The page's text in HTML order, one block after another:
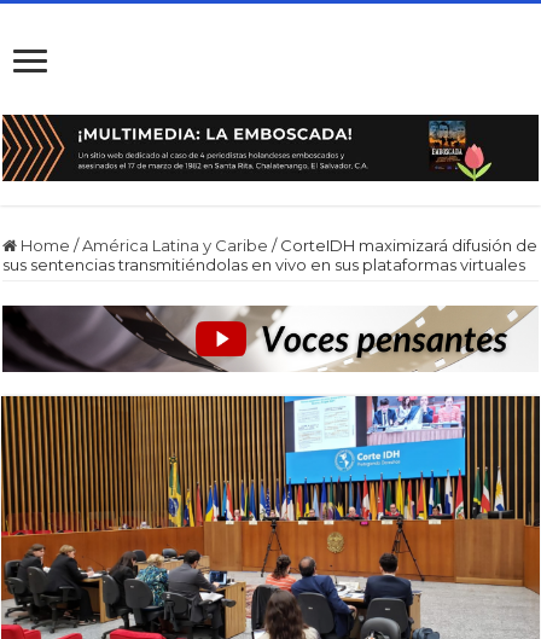
Home /América Latina y Caribe / CorteIDH maximizará difusión de
sus sentencias transmitiéndolas en vivo en sus plataformas virtuales